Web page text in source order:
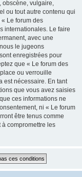
obscène, vulgaire,
ou tout autre contenu qui
Le forum des
internationales. Le faire
avec une
le jugeons
enregistrées pour
que « Le forum des
ou verrouille
est nécessaire. En tant
que vous avez saisies
ces informations ne
ni « Le forum
être tenus comme
compromettre les